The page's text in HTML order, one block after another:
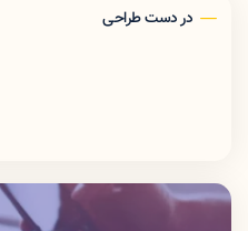
در دست طراحی